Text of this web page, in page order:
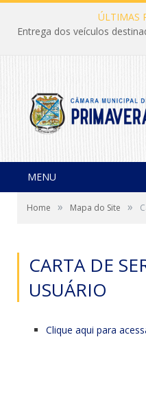
ÚLTIMAS
MENU
Home » Mapa do Site »
CARTA DE
USUÁRIO
Clique aqui para